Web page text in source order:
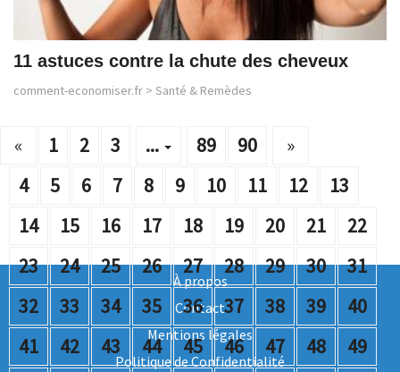
11 astuces contre la chute des cheveux
comment-economiser.fr > Santé & Remèdes
« 1 2 3
...
4
5 6 7 8 9 10 11 12
13
14
15 16 17 18 19 20 21
22
23
24 25 26 27 28 29 30
31
32
33 34 35 36 37 38 39
40
41
42 43 44 45 46 47 48
49
89 90 »
À propos
Contact
Mentions légales
Politique de Confidentialité